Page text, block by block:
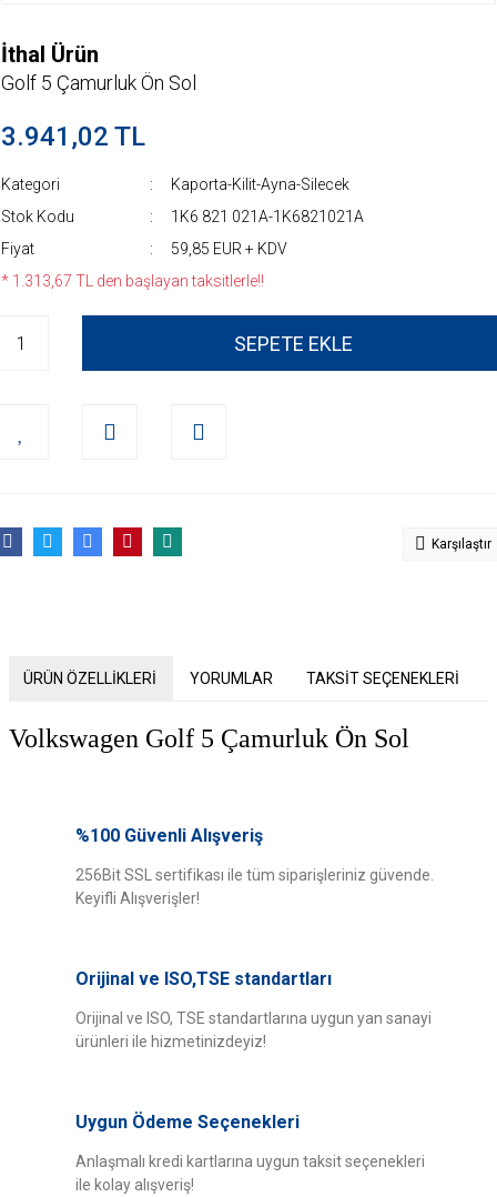
İthal Ürün
Golf 5 Çamurluk Ön Sol
3.941,02 TL
Kategori
Kaporta-Kilit-Ayna-Silecek
Stok Kodu
1K6 821 021A-1K6821021A
Fiyat
59,85 EUR + KDV
* 1.313,67 TL den başlayan taksitlerle!!
SEPETE EKLE
Karşılaştır
ÜRÜN ÖZELLİKLERİ YORUMLAR TAKSİT SEÇENEKLERİ
Volkswagen Golf 5 Çamurluk Ön Sol
Bu ürüne ilk yorumu siz yapın!
yetersiz gördüğünüz noktaları öneri formunu kullanarak tarafımıza
iletebilirsiniz.
Görüş ve önerileriniz için teşekkür ederiz.
Ürün bilgilerinde hatalar bulunuyor.
Ürün fiyatı diğer sitelerden daha pahalı.
Bu ürüne benzer farklı alternatifler olmalı.
%100 Güvenli Alışveriş
256Bit SSL sertifikası ile tüm siparişleriniz güvende.
Keyifli Alışverişler!
Orijinal ve ISO,TSE standartları
Orijinal ve ISO, TSE standartlarına uygun yan sanayi
ürünleri ile hizmetinizdeyiz!
Uygun Ödeme Seçenekleri
Anlaşmalı kredi kartlarına uygun taksit seçenekleri
ile kolay alışveriş!